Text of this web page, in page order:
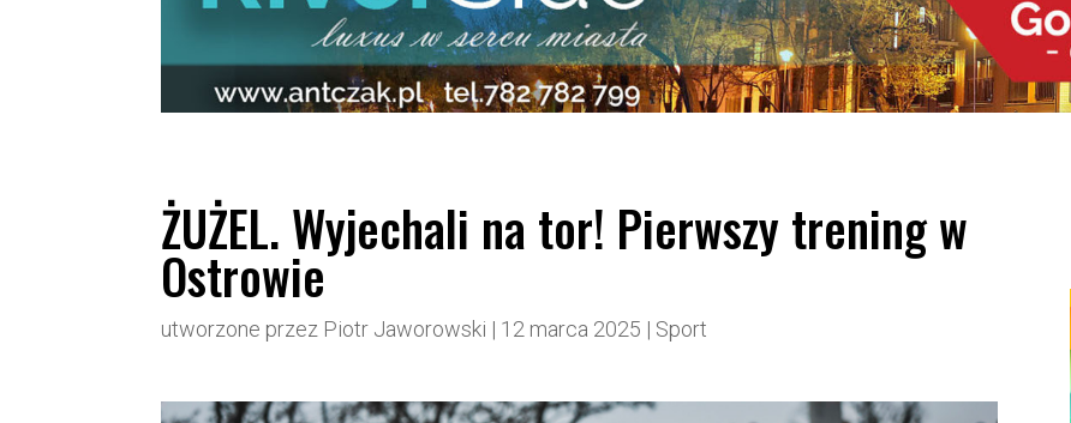
ŻUŻEL. Wyjechali na tor! Pierwszy trening w
Ostrowie
utworzone przez Piotr Jaworowski | 12 marca 2025 | Sport